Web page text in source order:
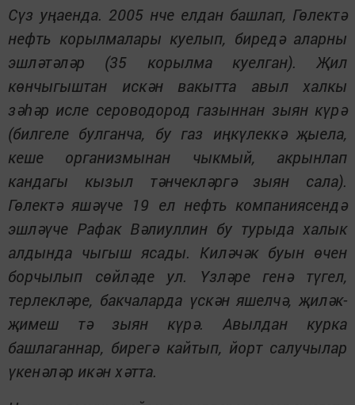
Сүз уңаенда. 2005 нче елдан башлап, Гөлектә
нефть корылмалары куелып, биредә аларны
эшләтәләр (35 корылма куелган). Җил
көнчыгыштан искән вакытта авыл халкы
зәһәр исле сероводород газыннан зыян күрә
(билгеле булганча, бу газ иңкүлеккә җыела,
кеше организмынан чыкмый, акрынлап
кандагы кызыл тәнчекләргә зыян сала).
Гөлектә яшәүче 19 ел нефть компаниясендә
эшләүче Рафак Вәлиуллин бу турыда халык
алдында чыгыш ясады. Киләчәк буын өчен
борчылып сөйләде ул. Үзләре генә түгел,
терлекләре, бакчаларда үскән яшелчә, җиләк-
җимеш тә зыян күрә. Авылдан курка
башлаганнар, бирегә кайтып, йорт салучылар
үкенәләр икән хәтта.